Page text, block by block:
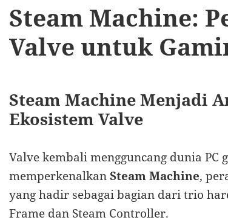
Steam Machine:
Valve untuk
Steam Machine Menjadi
Ekosistem Valve
Valve kembali mengguncang dunia PC
memperkenalkanSteam Machine,
yang hadir sebagai bagian dari trio
Frame dan Steam Controller.